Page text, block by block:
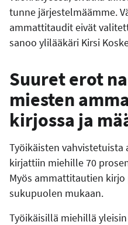
tunne järjestelmäämme.
ammattitaudit eivät
sanoo ylilääkäri Kirsi
Suuret erot
miesten
kirjossa ja
Työikäisten
kirjattiin miehille 70
Myös ammattitautien
sukupuolen mukaan.
Työikäisillä miehillä